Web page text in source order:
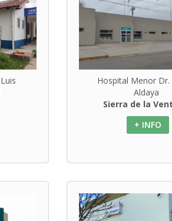
Hospital Menor Dr.
Aldaya
Sierra de la
+ INFO